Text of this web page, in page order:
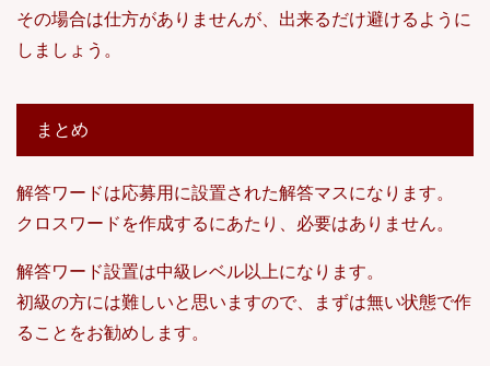
その場合は仕方がありませんが、出来るだけ避けるように
しましょう。
まとめ
解答ワードは応募用に設置された解答マスになります。
クロスワードを作成するにあたり、必要はありません。
解答ワード設置は中級レベル以上になります。
初級の方には難しいと思いますので、まずは無い状態で作
ることをお勧めします。